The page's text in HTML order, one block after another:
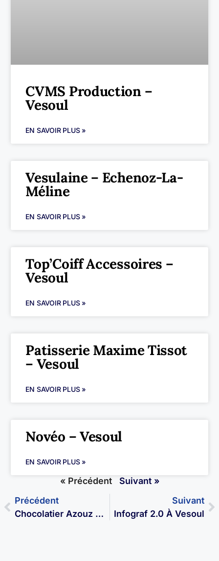
CVMS Production –
Vesoul
EN SAVOIR PLUS »
Vesulaine – Echenoz-La-
Méline
EN SAVOIR PLUS »
Top’Coiff Accessoires –
Vesoul
EN SAVOIR PLUS »
Patisserie Maxime Tissot
– Vesoul
EN SAVOIR PLUS »
Novéo – Vesoul
EN SAVOIR PLUS »
« Précédent
Suivant »
Précédent
Chocolatier Azouz À Vesoul
Suivant
Infograf 2.0 À Vesoul